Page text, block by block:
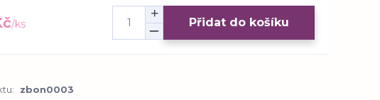
/ks Přidat do košíku
zbon0003